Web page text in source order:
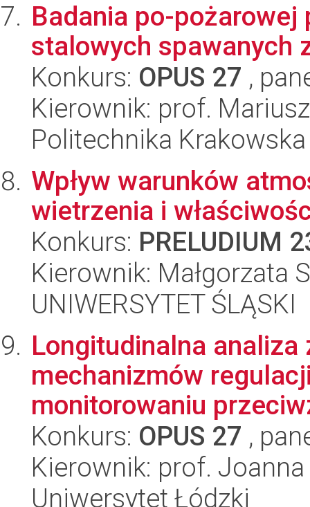
Badania po-
stalowych spawanych
Konkurs: OPUS 27 ,
Kierownik: prof.
Politechnika
Wpływ warunków
wietrzenia i
Konkurs: PRELUDIUM
Kierownik: Małgorzata
UNIWERSYTET ŚLĄSKI
Longitudinalna
mechanizmów
monitorowaniu
Konkurs: OPUS 27 ,
Kierownik: prof. Joanna
Uniwersytet Łódzki